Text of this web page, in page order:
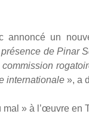
annon­cé un
de Pinar
inter­na­tio­nale», a
mal » à l’œuvre en